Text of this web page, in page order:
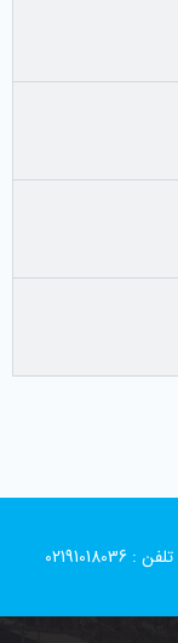
تلفن : 02191018036